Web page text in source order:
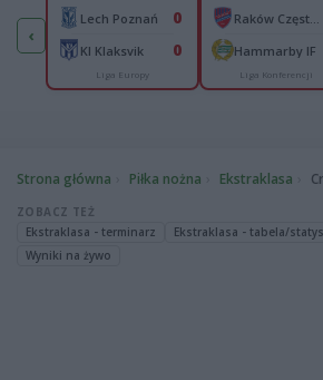
‹
2
1
Lech Poznań 0
KI Klaksvik 0
Liga Europy
Hammarby IF
Liga Konferencji
Strona główna Piłka nożna Ekstraklasa
ZOBACZ TEŻ
Ekstraklasa - terminarz
Ekstraklasa - tabela/
Wyniki na żywo